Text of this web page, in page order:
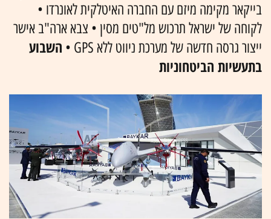
בייקאר מקימה מיזם עם החברה האיטלקית לאונרדו •
לקוחה של ישראל תרכוש מל"טים מסין • צבא ארה"ב אישר
ייצור גרסה חדשה של מערכת ניווט ללא GPS •
השבוע
בתעשיות הביטחוניות